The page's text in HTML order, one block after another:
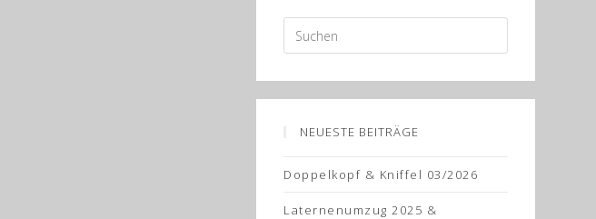
NEUESTE BEITRÄGE
Doppelkopf & Kniffel 03/2026
Laternenumzug 2025 &